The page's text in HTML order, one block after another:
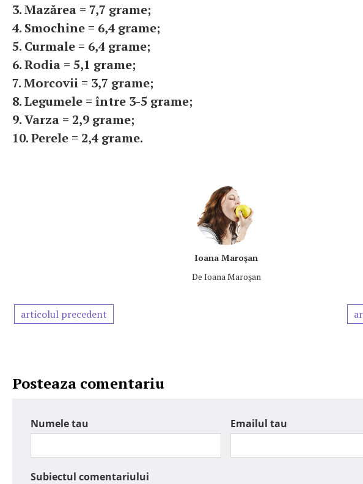
3. Mazărea = 7,7 grame;
4. Smochine = 6,4 grame;
5. Curmale = 6,4 grame;
6. Rodia = 5,1 grame;
7. Morcovii = 3,7 grame;
8. Legumele = între 3-5 grame;
9. Varza = 2,9 grame;
10. Perele = 2,4 grame.
Ioana Maroşan
De Ioana Maroşan
articolul precedent
Posteaza comentariu
Numele tau Emailul tau
Subiectul comentariului